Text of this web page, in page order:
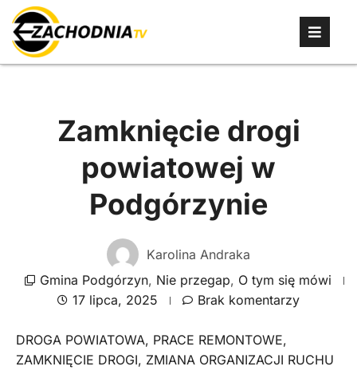
Zamknięcie drogi
powiatowej w
Podgórzynie
Karolina Andraka
Gmina Podgórzyn, Nie przegap, O tym się mówi
17 lipca, 2025
Brak komentarzy
DROGA POWIATOWA, PRACE REMONTOWE,
ZAMKNIĘCIE DROGI, ZMIANA ORGANIZACJI RUCHU